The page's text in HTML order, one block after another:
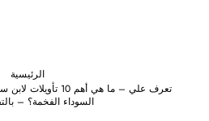
الرئيسية
تعرف علي – ما هي أهم
السوداء الفخمة؟ –